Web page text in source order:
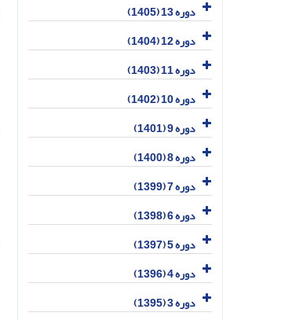
دوره 13 (1405)
دوره 12 (1404)
دوره 11 (1403)
دوره 10 (1402)
دوره 9 (1401)
دوره 8 (1400)
دوره 7 (1399)
دوره 6 (1398)
دوره 5 (1397)
دوره 4 (1396)
دوره 3 (1395)